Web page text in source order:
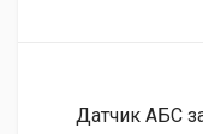
Датчик АБС